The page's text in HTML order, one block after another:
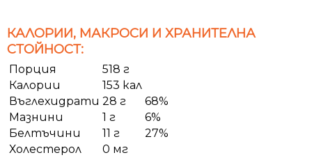
КАЛОРИИ, МАКРОСИ И ХРАНИТЕЛНА
СТОЙНОСТ:
Порция
518 г
Калории
153 кал
Въглехидрати 28 г
68%
Мазнини
1 г
6%
Белтъчини
11 г
27%
Холестерол
0 мг